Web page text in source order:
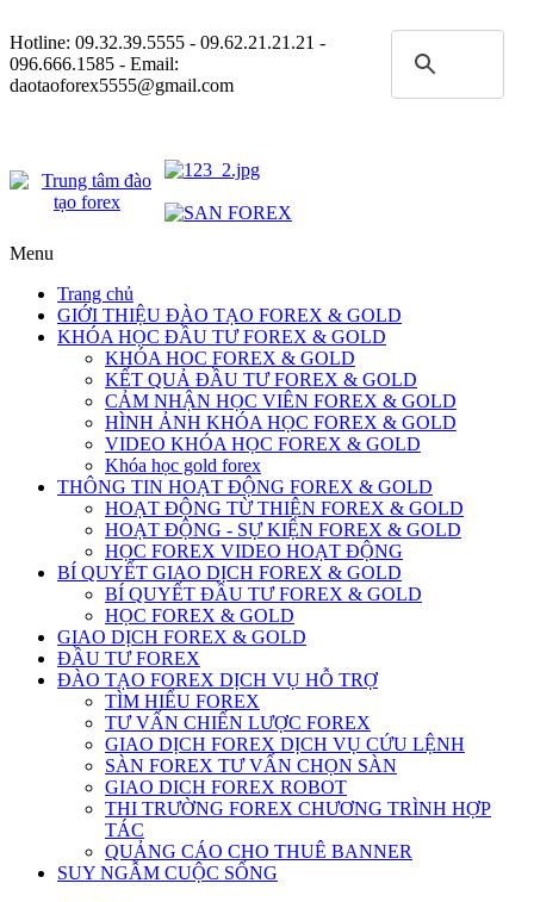
Hotline: 09.32.39.5555 - 09.62.21.21.21 -
096.666.1585 - Email:
daotaoforex5555@gmail.com
Menu
Trang chủ
GIỚI THIỆU ĐÀO TẠO FOREX & GOLD
KHÓA HỌC ĐẦU TƯ FOREX & GOLD
KHÓA HOC FOREX & GOLD
KẾT QUẢ ĐẦU TƯ FOREX & GOLD
CẢM NHẬN HỌC VIÊN FOREX & GOLD
HÌNH ẢNH KHÓA HỌC FOREX & GOLD
VIDEO KHÓA HỌC FOREX & GOLD
Khóa học gold forex
THÔNG TIN HOẠT ĐỘNG FOREX & GOLD
HOẠT ĐỘNG TỪ THIỆN FOREX & GOLD
HOẠT ĐỘNG - SỰ KIỆN FOREX & GOLD
HỌC FOREX VIDEO HOẠT ĐỘNG
BÍ QUYẾT GIAO DỊCH FOREX & GOLD
BÍ QUYẾT ĐẦU TƯ FOREX & GOLD
HỌC FOREX & GOLD
GIAO DỊCH FOREX & GOLD
ĐẦU TƯ FOREX
ĐÀO TẠO FOREX DỊCH VỤ HỖ TRỢ
TÌM HIỂU FOREX
TƯ VẤN CHIẾN LƯỢC FOREX
GIAO DỊCH FOREX DỊCH VỤ CỨU LỆNH
SÀN FOREX TƯ VẤN CHỌN SÀN
GIAO DICH FOREX ROBOT
THI TRƯỜNG FOREX CHƯƠNG TRÌNH HỢP
TÁC
QUẢNG CÁO CHO THUÊ BANNER
SUY NGẪM CUỘC SỐNG